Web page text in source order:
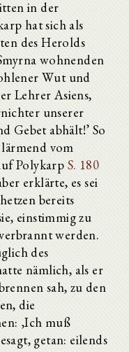
in der
hat sich als
des Herolds
wohnenden
Wut und
Lehrer Asiens,
unserer
Gebet abhält!’ So
vom
Polykarp S. 180
erklärte, es sei
bereits
einstimmig zu
werden.
des
nämlich, als er
sah, zu den
die
‚Ich muß
getan: eilends